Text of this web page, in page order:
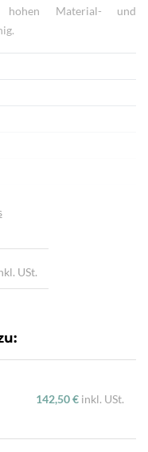
Material- und
USt.
142,50 € inkl. USt.